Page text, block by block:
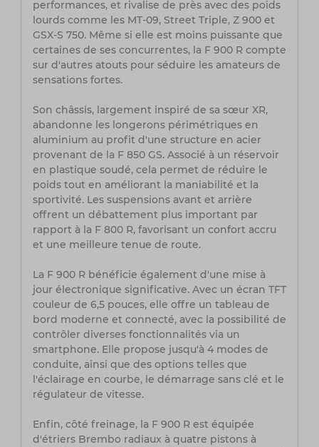
performances, et rivalise de près avec des poids
lourds comme les MT-09, Street Triple, Z 900 et
GSX-S 750. Même si elle est moins puissante que
certaines de ses concurrentes, la F 900 R compte
sur d'autres atouts pour séduire les amateurs de
sensations fortes.
Son châssis, largement inspiré de sa sœur XR,
abandonne les longerons périmétriques en
aluminium au profit d'une structure en acier
provenant de la F 850 GS. Associé à un réservoir
en plastique soudé, cela permet de réduire le
poids tout en améliorant la maniabilité et la
sportivité. Les suspensions avant et arrière
offrent un débattement plus important par
rapport à la F 800 R, favorisant un confort accru
et une meilleure tenue de route.
La F 900 R bénéficie également d'une mise à
jour électronique significative. Avec un écran TFT
couleur de 6,5 pouces, elle offre un tableau de
bord moderne et connecté, avec la possibilité de
contrôler diverses fonctionnalités via un
smartphone. Elle propose jusqu'à 4 modes de
conduite, ainsi que des options telles que
l'éclairage en courbe, le démarrage sans clé et le
régulateur de vitesse.
Enfin, côté freinage, la F 900 R est équipée
d'étriers Brembo radiaux à quatre pistons à